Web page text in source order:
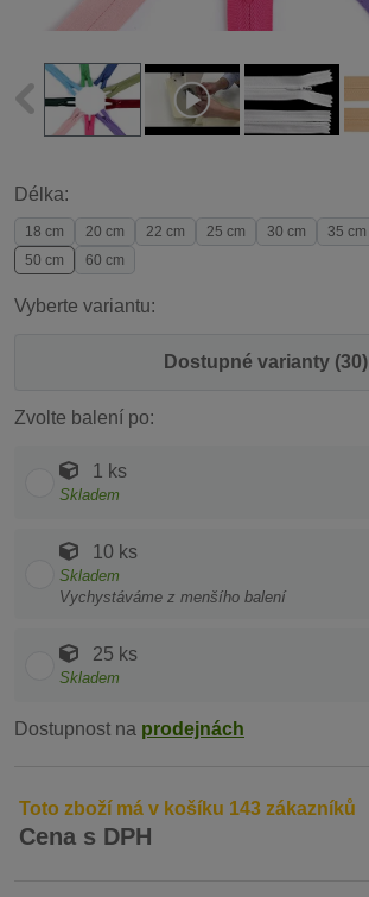
Délka:
18 cm 20 cm 22 cm 25 cm 30 cm 35 cm
50 cm
60 cm
Vyberte variantu:
Dostupné varianty (30)
Zvolte balení po:
1 ks
Skladem
10 ks
Skladem
Vychystáváme z menšího balení
25 ks
Skladem
Dostupnost na prodejnách
Toto zboží má v košíku 143 zákazníků
Cena s DPH